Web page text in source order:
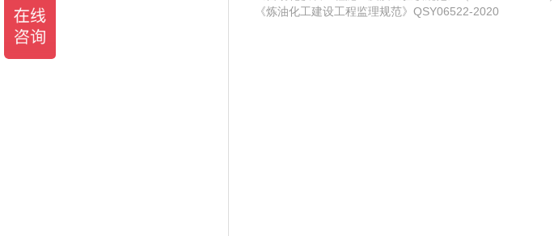
《炼油化工建设工程监理规范》QSY06522-2020